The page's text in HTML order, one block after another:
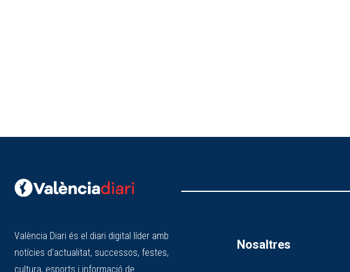
València Diari és el diari digital líder amb
notícies d'actualitat, successos, festes,
cultura, esports i informació de
Nosaltres